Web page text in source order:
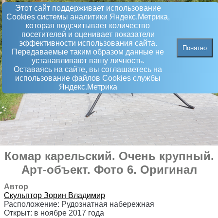
Этот сайт поддерживает использование
Сookies системы аналитики Яндекс.Метрика,
которая подсчитывает количество
посетителей и оценивает показатели
эффективности использования сайта.
Передаваемые таким образом данные не
устанавливают вашу личность.
Оставаясь на сайте, вы соглашаетесь на
использование файлов Сookies службы
Яндекс.Метрика
Понятно
Комар карельский. Очень крупный.
Арт-объект. Фото 6. Оригинал
Автор
Скульптор Зорин Владимир
Расположение: Рудознатная набережная
Открыт: в ноябре 2017 года